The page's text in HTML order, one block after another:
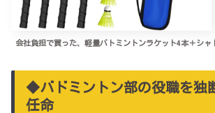
会社負担で買った、軽量バトミントンラケット4本＋シャ
◆バドミントン部の役職を独
任命